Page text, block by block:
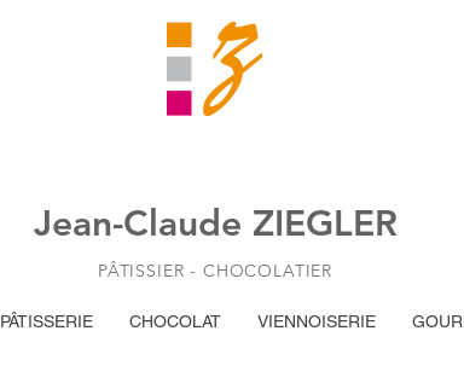
Jean-Claude ZIEGLER
PÂTISSIER - CHOCOLATIER
PÂTISSERIE CHOCOLAT VIENNOISERIE